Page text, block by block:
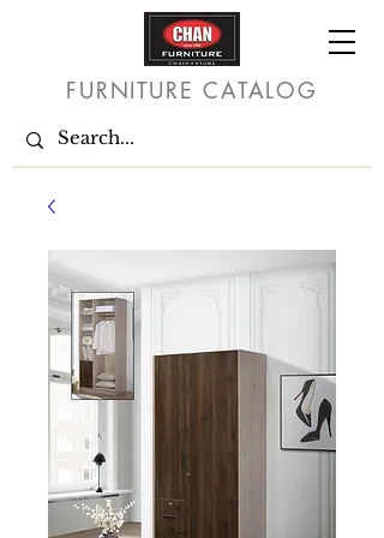
FURNITURE CATALOG